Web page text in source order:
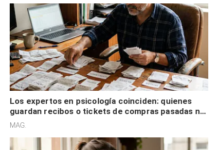
Los expertos en psicología coinciden: quienes
guardan recibos o tickets de compras pasadas no
son acumuladores, sino que tienen necesidad de
MAG.